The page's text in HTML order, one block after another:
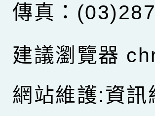
傳真：
建議瀏覽器
網站維護:資訊